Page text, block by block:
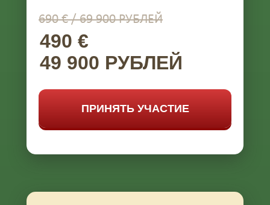
490 €
49 900 РУБЛЕЙ
ПРИНЯТЬ УЧАСТИЕ
690 € / 69 900 РУБЛЕЙ